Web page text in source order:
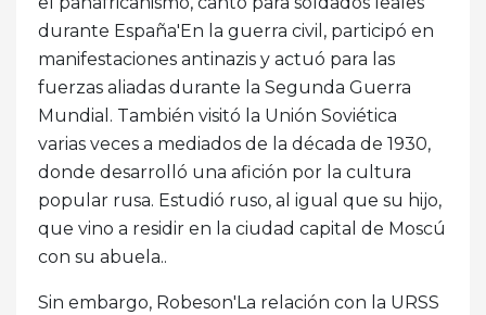
durante España'En la guerra civil, participó en
manifestaciones antinazis y actuó para las
fuerzas aliadas durante la Segunda Guerra
Mundial. También visitó la Unión Soviética
varias veces a mediados de la década de 1930,
donde desarrolló una afición por la cultura
popular rusa. Estudió ruso, al igual que su hijo,
que vino a residir en la ciudad capital de Moscú
con su abuela..
Sin embargo, Robeson'La relación con la URSS